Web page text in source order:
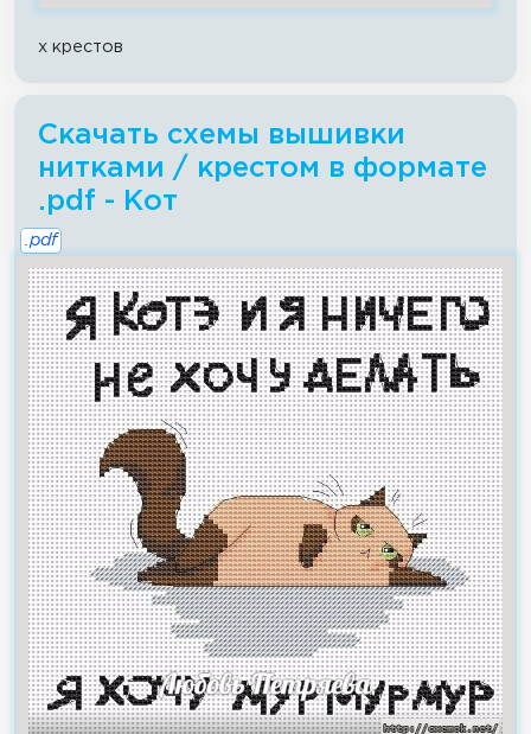
x крестов
Скачать схемы вышивки
нитками / крестом в формате
.pdf - Кот
.pdf